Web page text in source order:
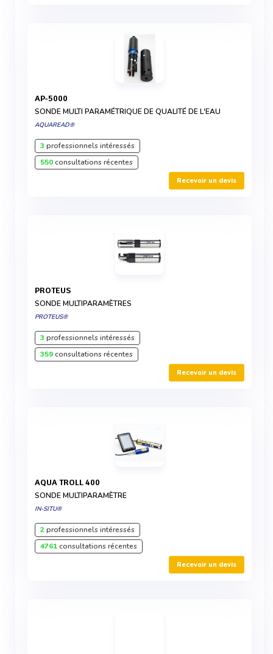
AP-5000
SONDE MULTI PARAMÉTRIQUE DE QUALITÉ DE L'EAU
AQUAREAD®
3 professionnels intéressés
550consultations récentes
Recevoir un devis
PROTEUS
SONDE MULTIPARAMÈTRES
PROTEUS®
3 professionnels intéressés
359consultations récentes
Recevoir un devis
AQUA TROLL 400
SONDE MULTIPARAMÈTRE
IN-SITU®
2professionnels intéressés
4761consultations récentes
Recevoir un devis